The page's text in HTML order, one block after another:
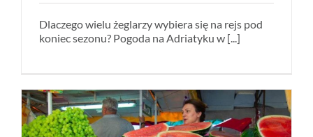
Dlaczego wielu żeglarzy wybiera się na rejs pod
koniec sezonu? Pogoda na Adriatyku w [...]